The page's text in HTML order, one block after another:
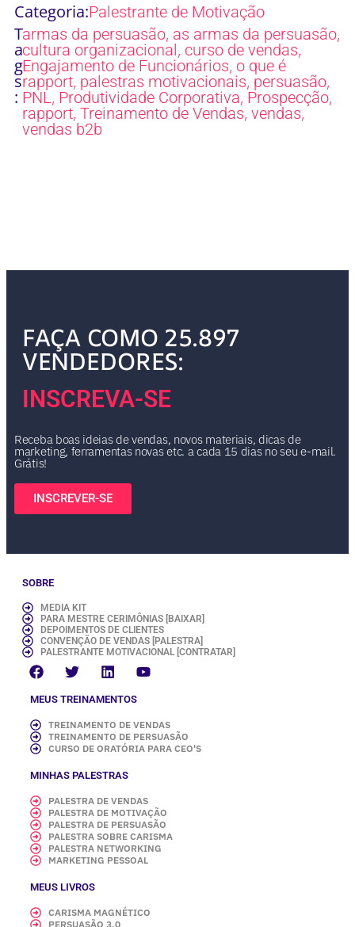
Categoria:Palestrante de Motivação
T
a
g
s
:
armas da persuasão, as armas da persuasão,
cultura organizacional, curso de vendas,
Engajamento de Funcionários, o que é
rapport, palestras motivacionais, persuasão,
PNL, Produtividade Corporativa, Prospecção,
rapport, Treinamento de Vendas, vendas,
vendas b2b
FAÇA COMO 25.897
VENDEDORES:
INSCREVA-SE
Receba boas ideias de vendas, novos materiais, dicas de
marketing, ferramentas novas etc. a cada 15 dias no seu e-mail.
Grátis!
INSCREVER-SE
SOBRE
MEDIA KIT
PARA MESTRE CERIMÔNIAS [BAIXAR]
DEPOIMENTOS DE CLIENTES
CONVENÇÃO DE VENDAS [PALESTRA]
PALESTRANTE MOTIVACIONAL [CONTRATAR]
MEUS TREINAMENTOS
TREINAMENTO DE VENDAS
TREINAMENTO DE PERSUASÃO
CURSO DE ORATÓRIA PARA CEO'S
MINHAS PALESTRAS
PALESTRA DE VENDAS
PALESTRA DE MOTIVAÇÃO
PALESTRA DE PERSUASÃO
PALESTRA SOBRE CARISMA
PALESTRA NETWORKING
MARKETING PESSOAL
MEUS LIVROS
CARISMA MAGNÉTICO
PERSUASÃO 3.0